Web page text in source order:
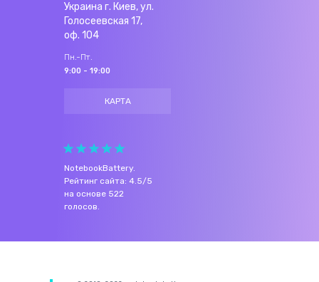
Украина г. Киев, ул.
Голосеевская 17,
оф. 104
Пн.-Пт.
9:00 - 19:00
КАРТА
NotebookBattery.
Рейтинг сайта: 4.5/5
на основе 522
голосов.